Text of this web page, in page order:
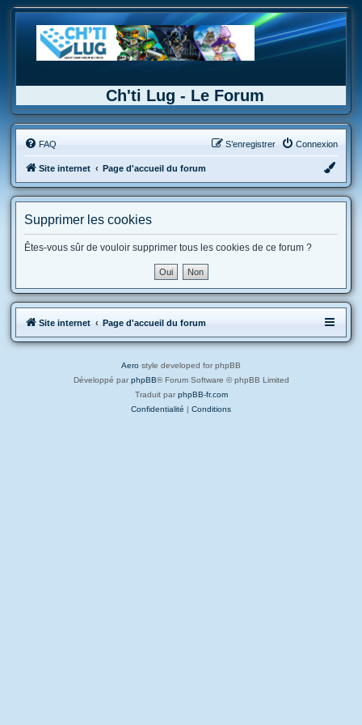
Ch'ti Lug - Le Forum
FAQ Connexion
S’enregistrer
Site internet Page d'accueil du forum
Supprimer les cookies
Êtes-vous sûr de vouloir supprimer tous les cookies de ce forum ?
Site internet Page d'accueil du forum
Aero style developed for phpBB
Développé par phpBB® Forum Software © phpBB Limited
Traduit par phpBB-fr.com
Confidentialité | Conditions